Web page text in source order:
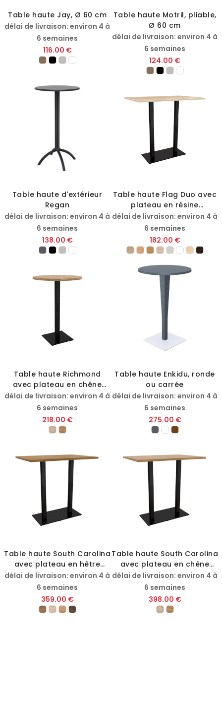
Table haute Jay, Ø 60 cm
délai de livraison: environ 4 à
6 semaines
116.00 €
Table haute Motril, pliable,
Ø 60 cm
délai de livraison: environ 4 à
6 semaines
124.00 €
Table haute d'extérieur
Regan
délai de livraison: environ 4 à
6 semaines
138.00 €
Table haute Flag Duo avec
plateau en résine
mélaminée
délai de livraison: environ 4 à
6 semaines
182.00 €
Table haute Richmond
avec plateau en chêne
massif
délai de livraison: environ 4 à
6 semaines
218.00 €
Table haute Enkidu, ronde
ou carrée
délai de livraison: environ 4 à
6 semaines
275.00 €
Table haute South Carolina
avec plateau en hêtre
massif
délai de livraison: environ 4 à
6 semaines
359.00 €
Table haute South Carolina
avec plateau en chêne
massif
délai de livraison: environ 4 à
6 semaines
398.00 €